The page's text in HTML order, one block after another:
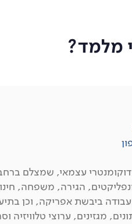
מלמד?
עצמאי, שמצלם
הגירה, משפחה,
ביבשת אפריקה, וכן
מגזינים, ערוצי טלוויזיה